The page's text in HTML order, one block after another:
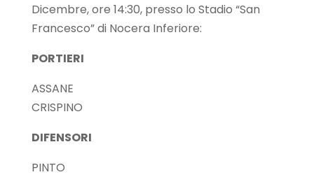
Dicembre, ore 14:30, presso lo Stadio “San
Francesco” di Nocera Inferiore:
PORTIERI
ASSANE
CRISPINO
DIFENSORI
PINTO